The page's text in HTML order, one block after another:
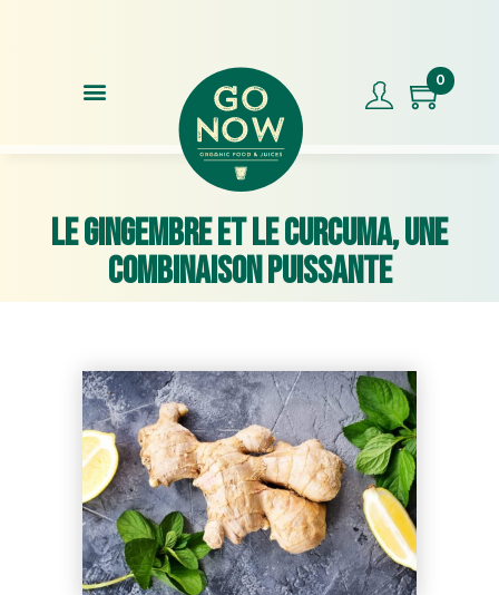
0
Le gingembre et le curcuma, une
combinaison puissante